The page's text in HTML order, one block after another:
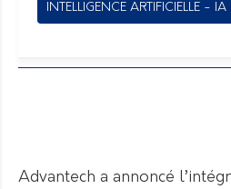
INTELLIGENCE ARTIFICIELLE - IA
Advantech a annoncé